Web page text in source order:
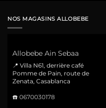
NOS MAGASINS ALLOBEBE
Allobebe Ain Sebaa
📍 Villa N61, derrière café
Pomme de Pain, route de
Zenata, Casablanca
☎️ 0670030178